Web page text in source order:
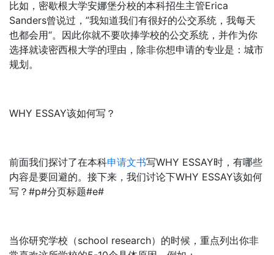
比如，密歇根大学安娜堡分校的本科招生主管Erica
Sanders曾说过，”我知道我们有很好的公交系统，我每天
也都会用“。因此你就不要吹捧学校的公交系统，并作为你
选择就读密西根大学的理由，除非你想申请的专业是：城市
规划。
WHY ESSAY该如何写？
前面我们探讨了在本科申请文书写WHY ESSAY时，有哪些
内容是要回避的。接下来，我们讨论下WHY ESSAY该如何
写？#p#分页标题#e#
当你研究学校（school research）的时候，重点列出你非